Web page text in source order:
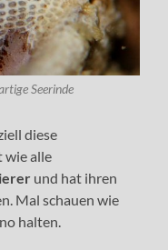
Seerinde
diese
wie alle
und hat ihren
Mal schauen wie
halten.